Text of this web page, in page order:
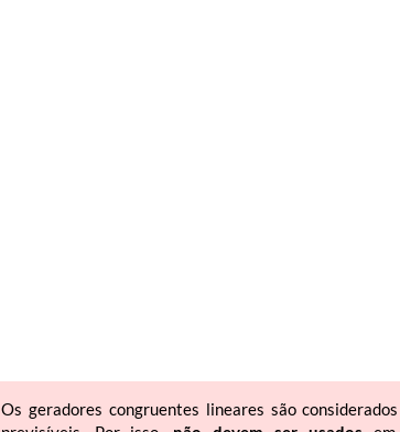
Os geradores congruentes lineares são